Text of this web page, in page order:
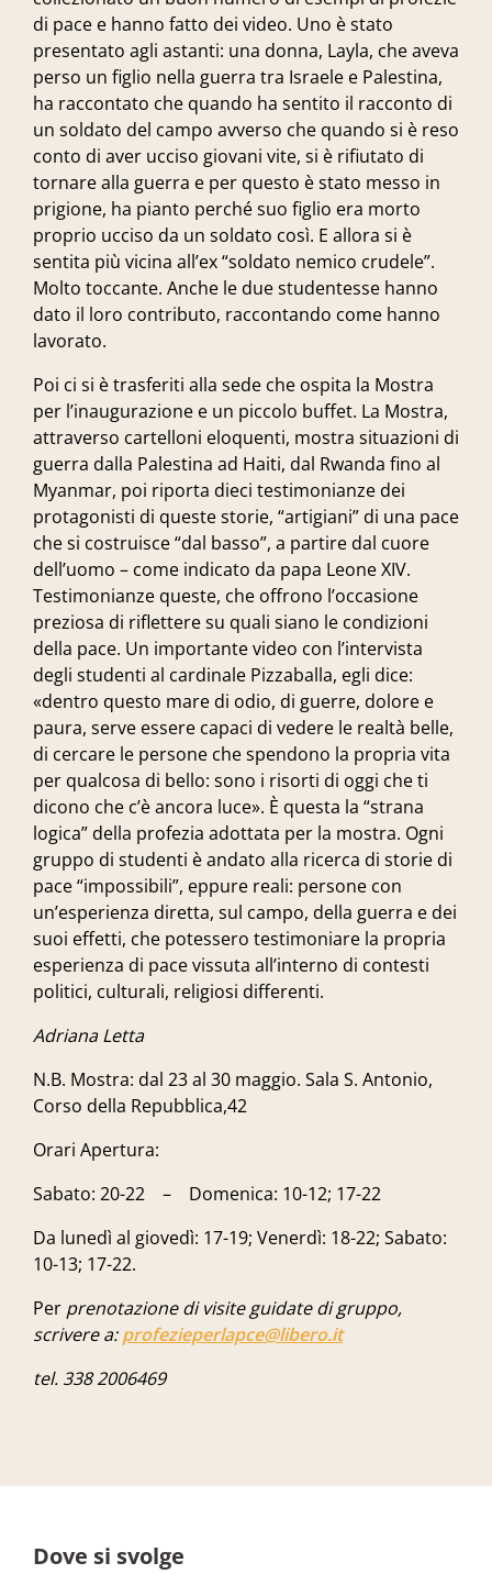
di pace e hanno fatto dei video. Uno è stato
presentato agli astanti: una donna, Layla, che aveva
perso un figlio nella guerra tra Israele e Palestina,
ha raccontato che quando ha sentito il racconto di
un soldato del campo avverso che quando si è reso
conto di aver ucciso giovani vite, si è rifiutato di
tornare alla guerra e per questo è stato messo in
prigione, ha pianto perché suo figlio era morto
proprio ucciso da un soldato così. E allora si è
sentita più vicina all’ex “soldato nemico crudele”.
Molto toccante. Anche le due studentesse hanno
dato il loro contributo, raccontando come hanno
lavorato.
Poi ci si è trasferiti alla sede che ospita la Mostra
per l’inaugurazione e un piccolo buffet. La Mostra,
attraverso cartelloni eloquenti, mostra situazioni di
guerra dalla Palestina ad Haiti, dal Rwanda fino al
Myanmar, poi riporta dieci testimonianze dei
protagonisti di queste storie, “artigiani” di una pace
che si costruisce “dal basso”, a partire dal cuore
dell’uomo – come indicato da papa Leone XIV.
Testimonianze queste, che offrono l’occasione
preziosa di riflettere su quali siano le condizioni
della pace. Un importante video con l’intervista
degli studenti al cardinale Pizzaballa, egli dice:
«dentro questo mare di odio, di guerre, dolore e
paura, serve essere capaci di vedere le realtà belle,
di cercare le persone che spendono la propria vita
per qualcosa di bello: sono i risorti di oggi che ti
dicono che c’è ancora luce». È questa la “strana
logica” della profezia adottata per la mostra. Ogni
gruppo di studenti è andato alla ricerca di storie di
pace “impossibili”, eppure reali: persone con
un’esperienza diretta, sul campo, della guerra e dei
suoi effetti, che potessero testimoniare la propria
esperienza di pace vissuta all’interno di contesti
politici, culturali, religiosi differenti.
Adriana Letta
N.B. Mostra: dal 23 al 30 maggio. Sala S. Antonio,
Corso della Repubblica,42
Orari Apertura:
Sabato: 20-22 – Domenica: 10-12; 17-22
Da lunedì al giovedì: 17-19; Venerdì: 18-22; Sabato:
10-13; 17-22.
Per prenotazione di visite guidate di gruppo,
scrivere a:profezieperlapce@libero.it
tel. 338 2006469
Dove si svolge